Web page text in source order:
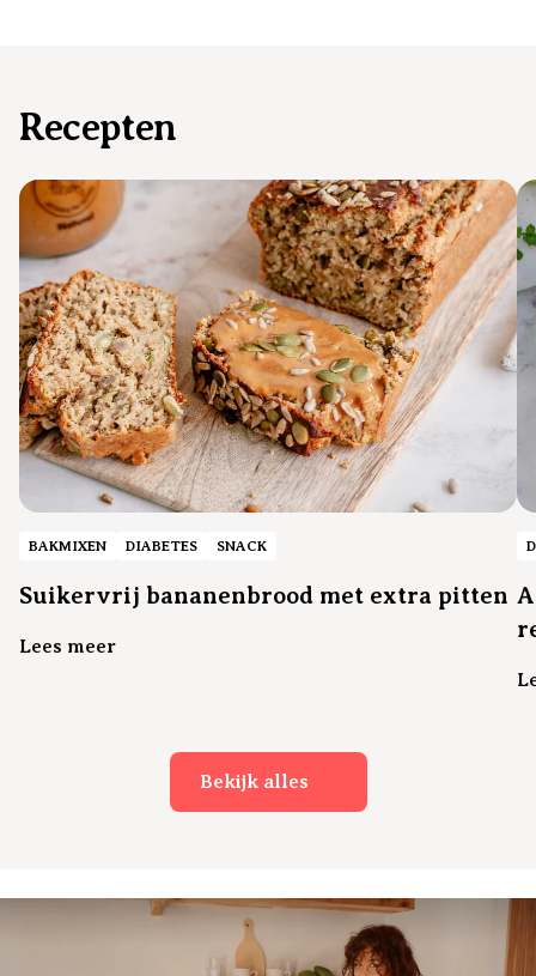
Recepten
BAKMIXEN DIABETES SNACK
Suikervrij bananenbrood met extra pitten
Lees meer
Bekijk alles